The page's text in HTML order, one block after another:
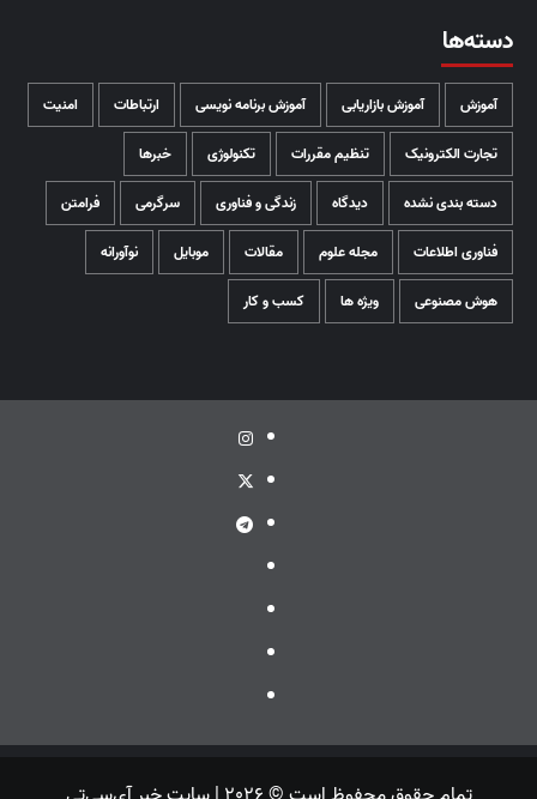
دسته‌ها
آموزش آموزش بازاریابی آموزش برنامه نویسی ارتباطات امنیت
تجارت الکترونیک تنظیم مقررات تکنولوژی خبرها
دسته بندی نشده دیدگاه زندگی و فناوری سرگرمی فرامتن
فناوری اطلاعات مجله علوم مقالات موبایل نوآورانه
هوش مصنوعی ویژه ها کسب و کار
اینستاگرام
توئیتر
تلگرام